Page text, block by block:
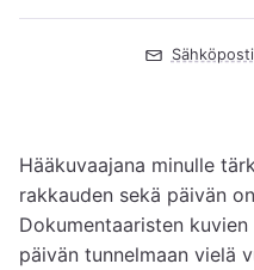
Sähköposti
Hääkuvaajana minulle
rakkauden sekä päivän
Dokumentaaristen
päivän tunnelmaan vielä